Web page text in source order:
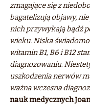
zmagające sięz
bagatelizują objawy,
nich przywykająbądź
wieku. Niska
witaminB1, B6 i B12
diagnozowaniu.
uszkodzenia nerwów
ważna wczesna
nauk medycznych